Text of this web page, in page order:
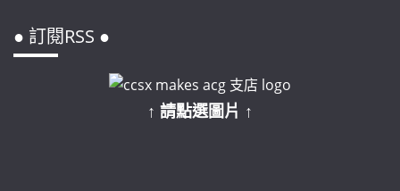
● 訂閱RSS ●
↑ 請點選圖片 ↑